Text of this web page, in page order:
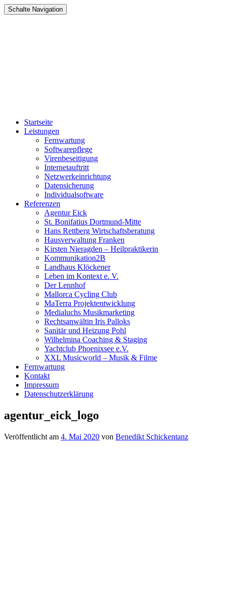
Schalte Navigation
Zum
Inhalt
Startseite
Leistungen
Fernwartung
Softwarepflege
Virenbeseitigung
Internetauftritt
Netzwerkeinrichtung
Datensicherung
Individualsoftware
Referenzen
Agentur Eick
St. Bonifatius Dortmund-Mitte
Hans Rettberg Wirtschaftsberatung
Hausverwaltung Franken
Kirsten Nieragden – Heilpraktikerin
Kommunikation2B
Landhaus Klöckener
Leben im Kontext e. V.
Der Lennhof
Mallorca Cycling Club
MaTerra Projektentwicklung
Medialuchs Musikmarketing
Rechtsanwältin Iris Palloks
Sanitär und Heizung Pohl
Wilhelmina Coaching & Staging
Yachtclub Phoenixsee e.V.
XXL Musicworld – Musik & Filme
Fernwartung
Kontakt
Impressum
Datenschutzerklärung
agentur_eick_logo
Veröffentlicht am 4. Mai 2020 von Benedikt Schickentanz